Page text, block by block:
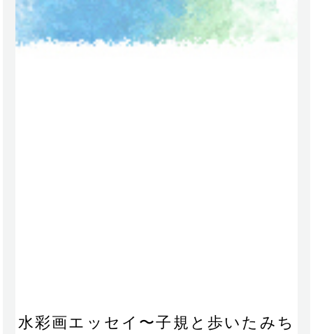
水彩画エッセイ〜子規と歩いたみち